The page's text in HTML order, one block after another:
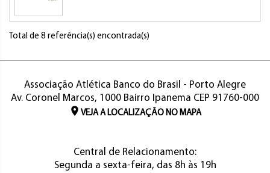
Total de 8 referência(s) encontrada(s)
Associação Atlética Banco do Brasil - Porto Alegre
Av. Coronel Marcos, 1000 Bairro Ipanema CEP 91760-000
VEJA A LOCALIZAÇÃO NO MAPA
Central de Relacionamento:
Segunda a sexta-feira, das 8h às 19h